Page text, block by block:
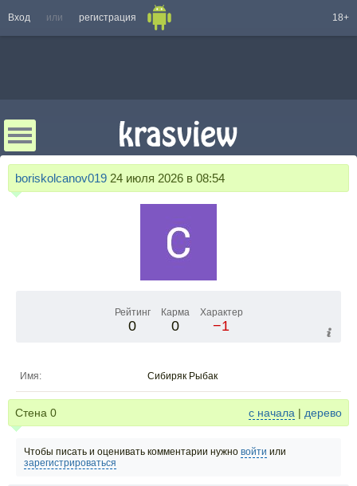
Вход или регистрация 18+
boriskolcanov019 24 июля 2026 в 08:54
Рейтинг
0
Карма
0
Характер
−1
Имя: Сибиряк Рыбак
Стена 0 с начала | дерево
Чтобы писать и оценивать комментарии нужно войти или
зарегистрироваться